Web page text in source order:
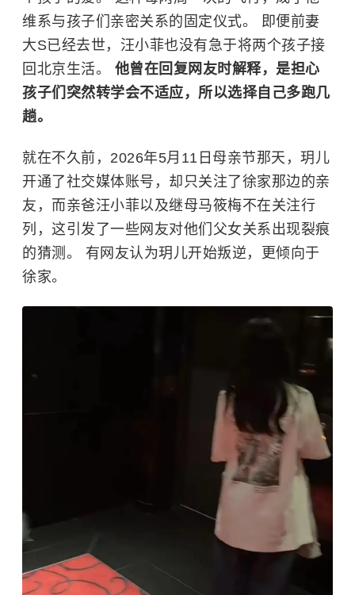
维系与孩子们亲密关系的固定仪式。 即便前妻
大S已经去世，汪小菲也没有急于将两个孩子接
回北京生活。 他曾在回复网友时解释，是担心
孩子们突然转学会不适应，所以选择自己多跑几
趟。
就在不久前，2026年5月11日 母亲节那天，玥儿
开通了社交媒体账号，却只关注了徐家那边的亲
友，而亲爸汪小菲以及继母马筱梅不在关注行
列，这引发了一些网友对他们父女关系出现裂痕
的猜测。 有网友认为玥儿开始叛逆，更倾向于
徐家。